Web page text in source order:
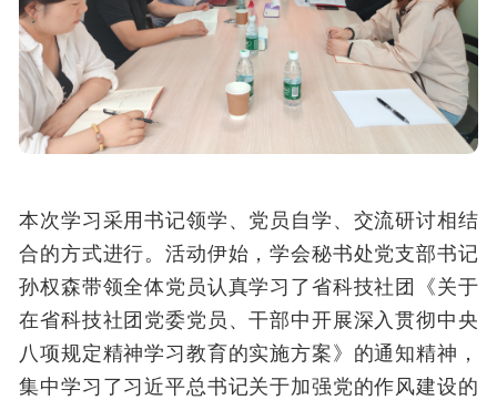
本次学习采用书记领学、党员自学、交流研讨相结
合的方式进行。活动伊始，学会秘书处党支部书记
孙权森带领全体党员认真学习了省科技社团《关于
在省科技社团党委党员、干部中开展深入贯彻中央
八项规定精神学习教育的实施方案》的通知精神，
集中学习了习近平总书记关于加强党的作风建设的